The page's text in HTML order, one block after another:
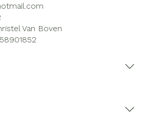
Van Boven